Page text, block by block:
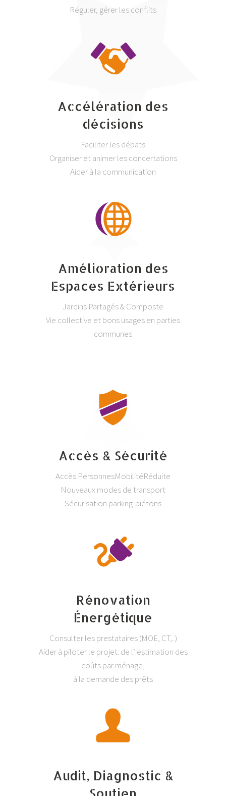
Réguler, gérer les conflits
Accélération des
décisions
Faciliter les débats
Organiser et animer les concertations
Aider à la communication
Amélioration des
Espaces Extérieurs
Jardins Partagés & Composte
Vie collective et bons usages en parties
communes
Accès & Sécurité
Accès PersonnesMobilitéRéduite
Nouveaux modes de transport
Sécurisation parking-piétons
Rénovation
Énergétique
Consulter les prestataires (MOE, CT,..)
Aider à piloter le projet: de l’ estimation des
coûts par ménage,
à la demande des prêts
Audit, Diagnostic &